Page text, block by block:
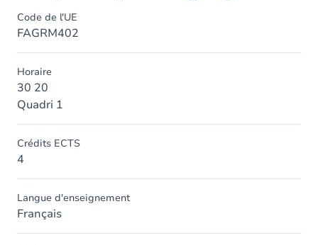
Code de l'UE
FAGRM402
Horaire
30 20
Quadri 1
Crédits ECTS
4
Langue d'enseignement
Français